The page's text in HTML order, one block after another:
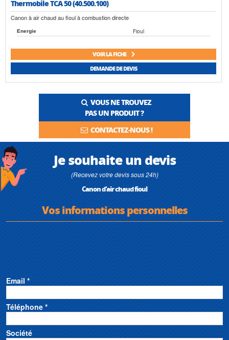
Thermobile TCA 50 (40.500.100)
Canon à air chaud au fioul à combustion directe
Energie Fioul
VOIR LA FICHE
DEMANDE DE DEVIS
VOUS NE TROUVEZ
PAS UN PRODUIT ?
CONTACTEZ-NOUS !
Je souhaite un devis
(Recevez votre devis sous 24h)
Canon d'air chaud fioul
Vos informations personnelles
Email *
Téléphone *
Société